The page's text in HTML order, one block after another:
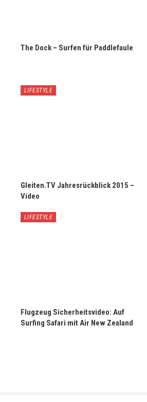
The Dock – Surfen für Paddlefaule
LIFESTYLE
Gleiten.TV Jahresrückblick 2015 –
Video
LIFESTYLE
Flugzeug Sicherheitsvideo: Auf
Surfing Safari mit Air New Zealand